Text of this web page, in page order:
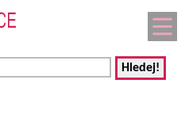
Hledej!